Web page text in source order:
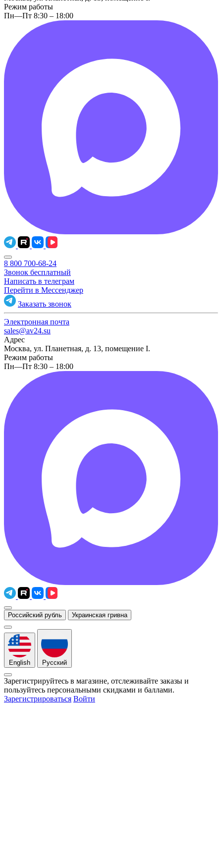
Режим работы
Пн—Пт 8:30 – 18:00
8 800 700-68-24
Звонок бесплатный
Написать в телеграм
Перейти в Мессенджер
Заказать звонок
Электронная почта
sales@av24.su
Адрес
Москва, ул. Планетная, д. 13, помещение I.
Режим работы
Пн—Пт 8:30 – 18:00
Российский рубль Украинская гривна
English Русский
Зарегистрируйтесь в магазине, отслеживайте заказы и
пользуйтесь персональными скидками и баллами.
Зарегистрироваться Войти